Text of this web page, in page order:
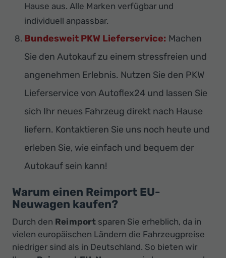
Hause aus. Alle Marken verfügbar und
individuell anpassbar.
Bundesweit PKW Lieferservice: Machen
Sie den Autokauf zu einem stressfreien und
angenehmen Erlebnis. Nutzen Sie den PKW
Lieferservice von Autoflex24 und lassen Sie
sich Ihr neues Fahrzeug direkt nach Hause
liefern. Kontaktieren Sie uns noch heute und
erleben Sie, wie einfach und bequem der
Autokauf sein kann!
Warum einen Reimport EU-
Neuwagen kaufen?
Durch den Reimport sparen Sie erheblich, da in
vielen europäischen Ländern die Fahrzeugpreise
niedriger sind als in Deutschland. So bieten wir